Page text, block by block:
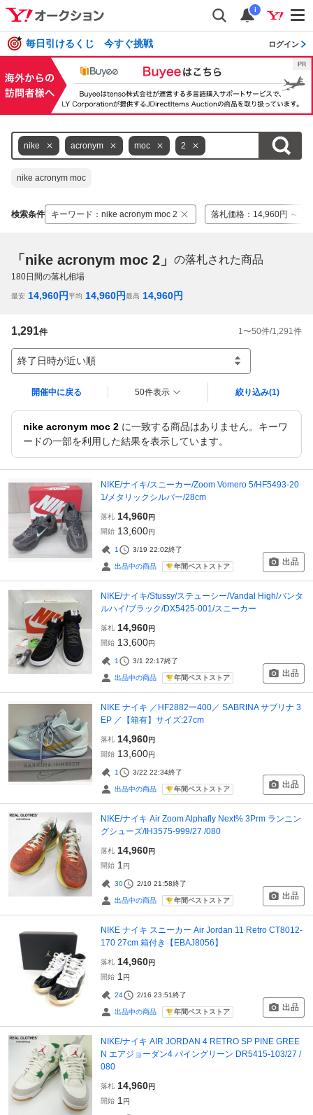
i
毎日引けるくじ 今すぐ挑戦 ログイン
nike acronym moc 2
nike acronym moc
検索条件 キーワード ： nike acronym moc 2 落札価格 ： 14,960円 ～
「nike acronym moc 2」 の落札された商品
180日間の落札相場
最安 14,960円平均 14,960円最高 14,960円
1,291件 1 〜50件/1,291 件
終了日時が近い順
開催中に戻る 50件表示 絞り込み(1)
nike acronym moc 2 に一致する商品はありません。キーワ
ードの一部を利用した結果を表示しています。
NIKE/ナイキ/スニーカー/Zoom Vomero 5/HF5493-20
1/メタリックシルバー/28cm
落札 14,960円
開始 13,600円
1 3/19 22:02終了
出品中の商品 年間ベストストア 出品
NIKE/ナイキ/Stussy/ステューシー/Vandal High/バンタ
ルハイ/ブラック/DX5425-001/スニーカー
落札 14,960円
開始 13,600円
1 3/1 22:17終了
出品中の商品 年間ベストストア 出品
NIKE ナイキ ／HF2882ー400／ SABRINA サブリナ 3
EP ／【箱有】サイズ:27cm
落札 14,960円
開始 13,600円
1 3/22 22:34終了
出品中の商品 年間ベストストア 出品
NIKE/ナイキ Air Zoom Alphafly Next% 3Prm ランニン
グシューズ/IH3575-999/27 /080
落札 14,960円
開始 1 円
30 2/10 21:58終了
出品中の商品 年間ベストストア 出品
NIKE ナイキ スニーカー Air Jordan 11 Retro CT8012-
170 27cm 箱付き【EBAJ8056】
落札 14,960円
開始 1 円
24 2/16 23:51終了
出品中の商品 年間ベストストア 出品
NIKE/ナイキ AIR JORDAN 4 RETRO SP PINE GREE
N エアジョーダン4 パイングリーン DR5415-103/27 /
080
落札 14,960円
開始 1 円